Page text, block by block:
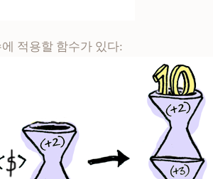
적용할 함수가 있다: